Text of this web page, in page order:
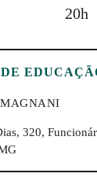
20h
320,